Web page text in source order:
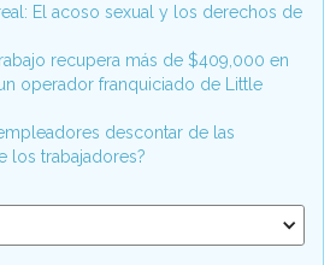
El acoso sexual y los derechos de
recupera más de $409,000 en
operador franquiciado de Little
descontar de las
los trabajadores?